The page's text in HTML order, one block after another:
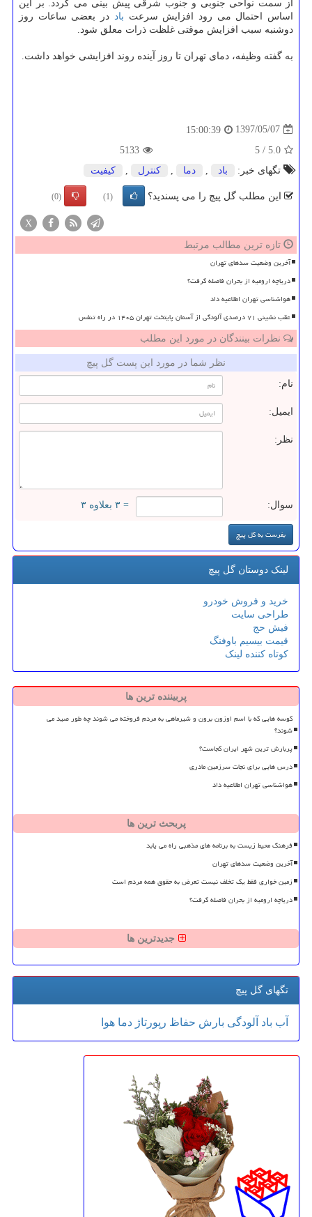
از سمت نواحی جنوبی و جنوب شرقی پیش بینی می گردد. بر این
اساس احتمال می رود افزایش سرعت باد در بعضی ساعات روز
دوشنبه سبب افزایش موقتی غلظت ذرات معلق شود.
به گفته وظیفه، دمای تهران تا روز آینده روند افزایشی خواهد داشت.
1397/05/07
15:00:39
5.0
/
5
5133
تگهای خبر:
باد , دما , كنترل , كیفیت
این مطلب گل پیچ را می پسندید؟ (1)
(0)
X
تازه ترین مطالب مرتبط
آخرین وضعیت سدهای تهران
دریاچه ارومیه از بحران فاصله گرفت؟
هواشناسی تهران اطلاعیه داد
عقب نشینی ۷۱ درصدی آلودگی از آسمان پایتخت تهران ۱۴۰۵ در راه تنفس
نظرات بینندگان در مورد این مطلب
نظر شما در مورد این پست گل پیچ
نام:
ایمیل:
نظر:
سوال: = ۳ بعلاوه ۳
لینک دوستان گل پیچ
خرید و فروش خودرو
طراحی سایت
فیش حج
قیمت بیسیم باوفنگ
کوتاه کننده لینک
پربیننده ترین ها
کوسه هایی که با اسم اوزون برون و شیرماهی به مردم فروخته می شوند چه طور صید می
شوند؟
پربارش ترین شهر ایران کجاست؟
درس هایی برای نجات سرزمین مادری
هواشناسی تهران اطلاعیه داد
پربحث ترین ها
فرهنگ محیط زیست به برنامه های مذهبی راه می یابد
آخرین وضعیت سدهای تهران
زمین خواری فقط یک تخلف نیست تعرض به حقوق همه مردم است
دریاچه ارومیه از بحران فاصله گرفت؟
جدیدترین ها
تگهای گل پیچ
آب باد آلودگی بارش حفاظ رپورتاژ دما هوا